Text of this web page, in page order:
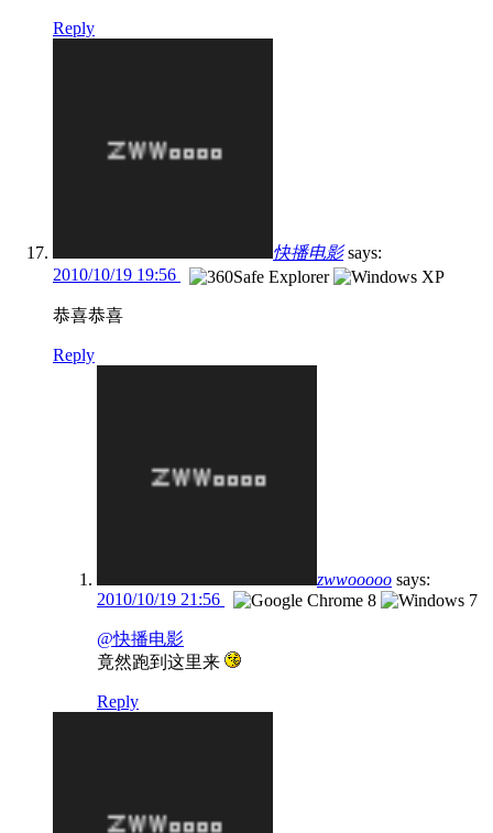
Reply
快播电影 says:
2010/10/19 19:56
恭喜恭喜
Reply
zwwooooo says:
2010/10/19 21:56
@快播电影
竟然跑到这里来
Reply